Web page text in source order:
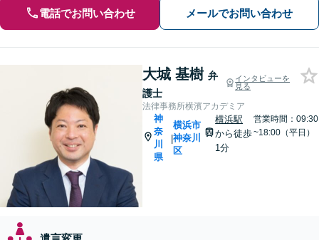
電話でお問い合わせ メールでお問い合わせ
大城 基樹 弁
護士
インタビューを
見る
法律事務所横濱アカデミア
神
奈
川
県
|
横浜市
神奈川
区
横浜駅
から徒歩
1分
営業時間：09:30
~18:00（平日）